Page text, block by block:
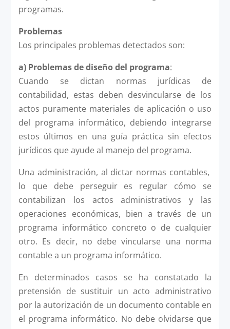
programas.
Problemas
Los principales problemas detectados son:
a) Problemas de diseño del programa:
Cuando se dictan normas jurídicas de
contabilidad, estas deben desvincularse de los
actos puramente materiales de aplicación o uso
del programa informático, debiendo integrarse
estos últimos en una guía práctica sin efectos
jurídicos que ayude al manejo del programa.
Una administración, al dictar normas contables,
lo que debe perseguir es regular cómo se
contabilizan los actos administrativos y las
operaciones económicas, bien a través de un
programa informático concreto o de cualquier
otro. Es decir, no debe vincularse una norma
contable a un programa informático.
En determinados casos se ha constatado la
pretensión de sustituir un acto administrativo
por la autorización de un documento contable en
el programa informático. No debe olvidarse que